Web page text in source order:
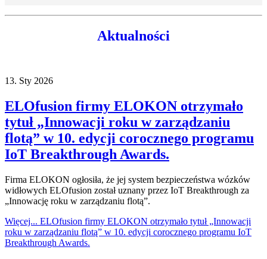
Aktualności
13. Sty 2026
ELOfusion firmy ELOKON otrzymało
tytuł „Innowacji roku w zarządzaniu
flotą” w 10. edycji corocznego programu
IoT Breakthrough Awards.
Firma ELOKON ogłosiła, że jej system bezpieczeństwa wózków
widłowych ELOfusion został uznany przez IoT Breakthrough za
„Innowację roku w zarządzaniu flotą”.
Więcej... ELOfusion firmy ELOKON otrzymało tytuł „Innowacji
roku w zarządzaniu flotą” w 10. edycji corocznego programu IoT
Breakthrough Awards.